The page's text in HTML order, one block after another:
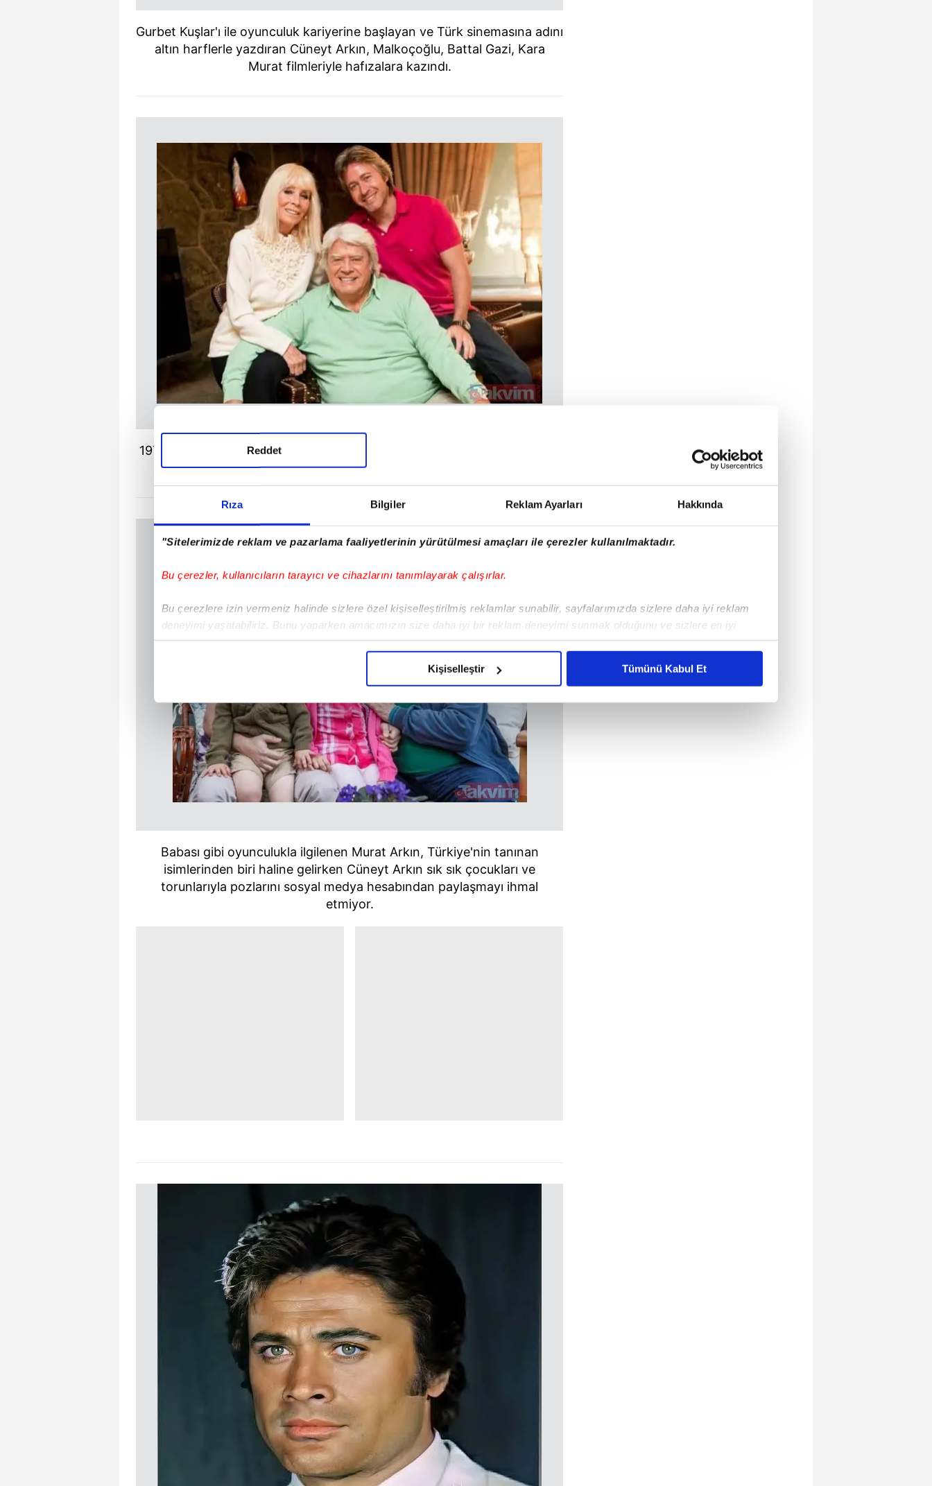
Rıza Bilgiler Reklam Ayarları Hakkında
"Sitelerimizde reklam ve pazarlama faaliyetlerinin yürütülmesi amaçları ile çerezler kullanılmaktadır.
Bu çerezler, kullanıcıların tarayıcı ve cihazlarını tanımlayarak çalışırlar.
Bu çerezlere izin vermeniz halinde sizlere özel kişiselleştirilmiş reklamlar sunabilir, sayfalarımızda sizlere daha iyi reklam
deneyimi yaşatabiliriz. Bunu yaparken amacımızın size daha iyi bir reklam deneyimi sunmak olduğunu ve sizlere en iyi
içerikleri sunabilmek adına elimizden gelen çabayı gösterdiğimizi ve bu noktada, reklamların maliyetlerimizi karşılamak
Sizlere daha iyi bir hizmet sunabilmek için İnternet Sitemizde kendimize ve üçüncü kişilere ait çerezler kullanılmaktadır. Bu
çerezler vasıtasıyla çeşitli kişisel verileriniz işlenmekte olup gerekli olan çerezler bilgi toplumu hizmetlerinin sunulması
amacıyla kullanılmaktadır. Diğer çerezler, sitemizin daha işlevsel kılınması ve kişiselleştirilmesi ve sizlere yönelik
reklam/pazarlama faaliyetlerinin yapılması, amaçlarıyla sınırlı olarak açık rızanız dahilinde kullanılacaktır.
6698 sayılı Kişisel Verilerin Korunması Kanunu uyarınca hazırlanmış Aydınlatma Metnimizi okumak ve sitemizde ilgili
mevzuata uygun olarak kullanılan çerezlerle ilgili bilgi almak için lütfentıklayınız
Reddet
Kişiselleştir Tümünü Kabul Et
Gurbet Kuşlar'ı ile oyunculuk kariyerine başlayan ve Türk sinemasına adını
altın harflerle yazdıran Cüneyt Arkın, Malkoçoğlu, Battal Gazi, Kara
Murat filmleriyle hafızalara kazındı.
1972 yılında Betül Cüreklibatır ile hayatını birleştiren Arkın'ın bu evlilikten
Murat ve Kaan adında iki oğlu oldu.
Babası gibi oyunculukla ilgilenen Murat Arkın, Türkiye'nin tanınan
isimlerinden biri haline gelirken Cüneyt Arkın sık sık çocukları ve
torunlarıyla pozlarını sosyal medya hesabından paylaşmayı ihmal
etmiyor.